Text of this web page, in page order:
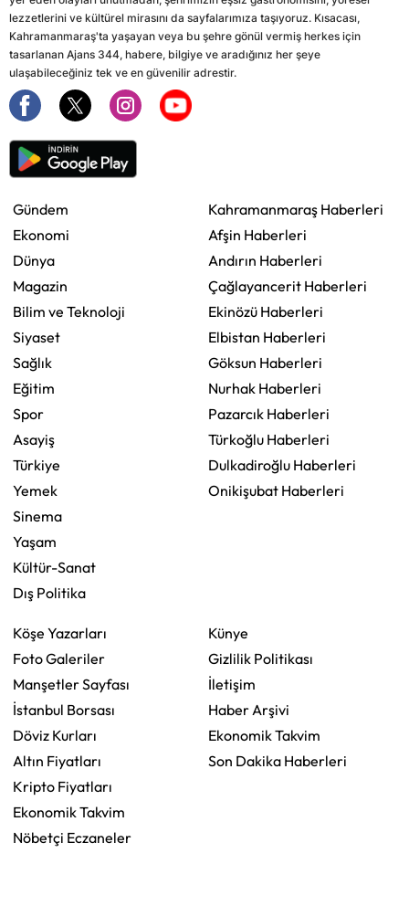
lezzetlerini ve kültürel mirasını da sayfalarımıza taşıyoruz. Kısacası,
Kahramanmaraş'ta yaşayan veya bu şehre gönül vermiş herkes için
tasarlanan Ajans 344, habere, bilgiye ve aradığınız her şeye
ulaşabileceğiniz tek ve en güvenilir adrestir.
Gündem
Ekonomi
Dünya
Magazin
Bilim ve Teknoloji
Siyaset
Sağlık
Eğitim
Spor
Asayiş
Türkiye
Yemek
Sinema
Yaşam
Kültür-Sanat
Dış Politika
Kahramanmaraş Haberleri
Afşin Haberleri
Andırın Haberleri
Çağlayancerit Haberleri
Ekinözü Haberleri
Elbistan Haberleri
Göksun Haberleri
Nurhak Haberleri
Pazarcık Haberleri
Türkoğlu Haberleri
Dulkadiroğlu Haberleri
Onikişubat Haberleri
Köşe Yazarları
Foto Galeriler
Manşetler Sayfası
İstanbul Borsası
Döviz Kurları
Altın Fiyatları
Kripto Fiyatları
Ekonomik Takvim
Nöbetçi Eczaneler
Künye
Gizlilik Politikası
İletişim
Haber Arşivi
Ekonomik Takvim
Son Dakika Haberleri